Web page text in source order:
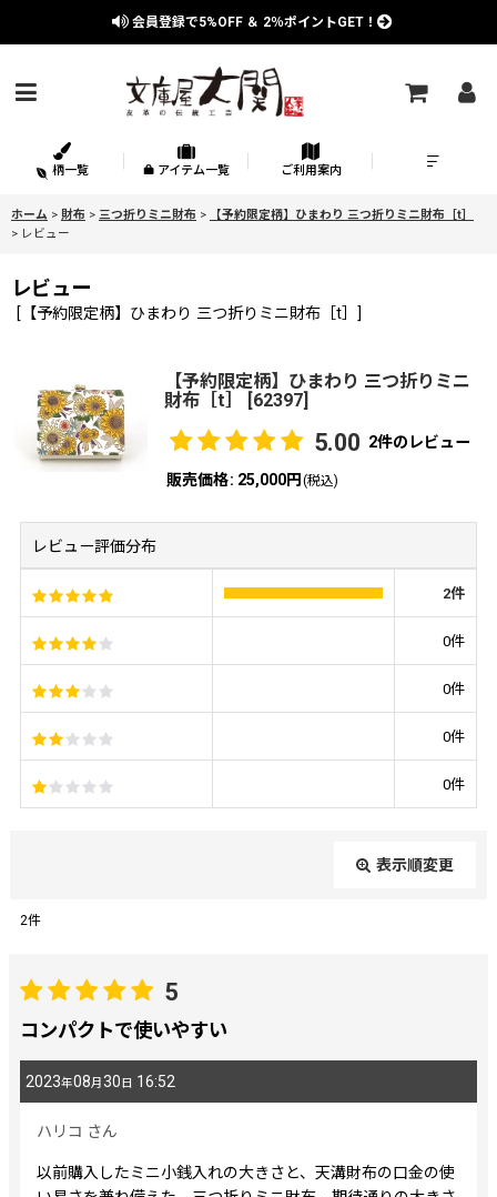
会員登録で5%OFF ＆ 2％ポイントGET！
柄一覧 アイテム一覧 ご利用案内
ホーム > 財布 > 三つ折りミニ財布 >
【予約限定柄】ひまわり 三つ折りミニ財布［t］
> レビュー
レビュー
[ 【予約限定柄】ひまわり 三つ折りミニ財布［t］ ]
【予約限定柄】ひまわり 三つ折りミニ
財布［t］
[62397]
5.00 2件のレビュー
販売価格: 25,000円 (税込)
レビュー評価分布
2件
0件
0件
0件
0件
表示順変更
期間:
画像:
星の数:
2件
5
コンパクトで使いやすい
2023年08月 30 日 16:52
ハリコ さん
以前購入したミニ小銭入れの大きさと、天溝財布の口金の使